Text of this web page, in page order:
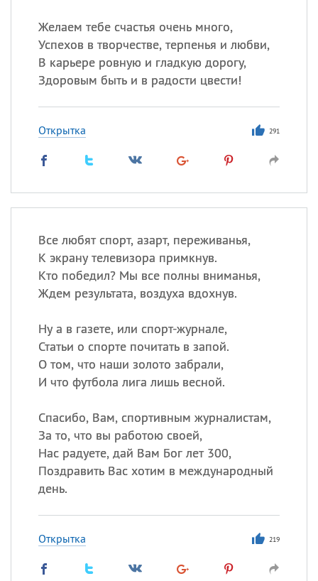
Желаем тебе счастья очень много,
Успехов в творчестве, терпенья и любви,
В карьере ровную и гладкую дорогу,
Здоровым быть и в радости цвести!
Открытка 291
Все любят спорт, азарт, переживанья,
К экрану телевизора примкнув.
Кто победил? Мы все полны вниманья,
Ждем результата, воздуха вдохнув.
Ну а в газете, или спорт-журнале,
Статьи о спорте почитать в запой.
О том, что наши золото забрали,
И что футбола лига лишь весной.
Спасибо, Вам, спортивным журналистам,
За то, что вы работою своей,
Нас радуете, дай Вам Бог лет 300,
Поздравить Вас хотим в международный
день.
Открытка 219